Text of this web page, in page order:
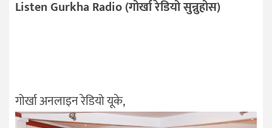
Listen Gurkha Radio (गोर्खा रेडियो सुन्नुहोस)
गोर्खा अनलाइन रेडियो यूके,